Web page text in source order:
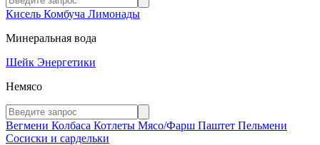
Кисель Комбуча Лимонады
Минеральная вода
Шейк Энергетики
Немясо
Вегмени Колбаса Котлеты Мясо/Фарш Паштет Пельмени
Сосиски и сардельки